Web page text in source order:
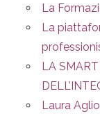
La
La
LA
Laura Aglio